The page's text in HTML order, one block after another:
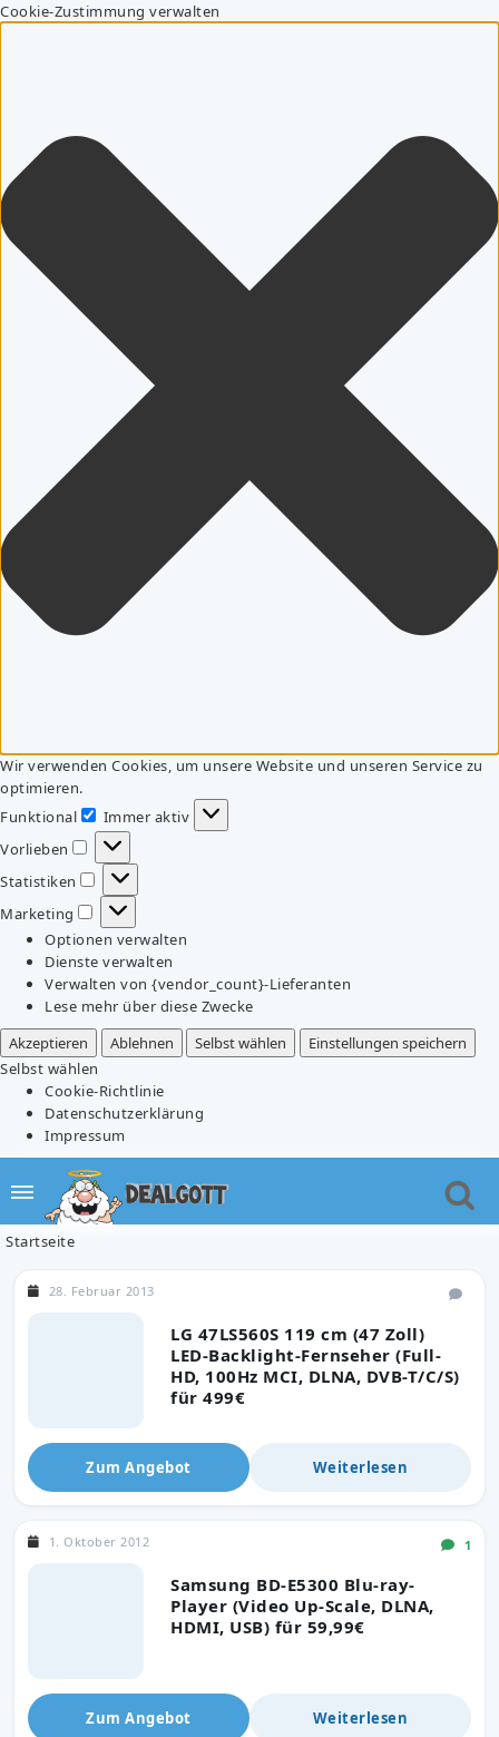
Cookie-Zustimmung verwalten
Wir verwenden Cookies, um unsere Website und unseren Service zu
optimieren.
Funktional
Funktional
Immer aktiv
Vorlieben
Vorlieben
Statistiken
Statistiken
Marketing
Marketing
Optionen verwalten
Dienste verwalten
Verwalten von {vendor_count}-Lieferanten
Lese mehr über diese Zwecke
Akzeptieren
Ablehnen Selbst wählen
Einstellungen speichern
Selbst wählen
Cookie-Richtlinie
Datenschutzerklärung
Impressum
Startseite
LG 47LS560S 119 cm (47 Zoll)
LED-Backlight-Fernseher (Full-
HD, 100Hz MCI, DLNA, DVB-T/C/S)
für 499€
28. Februar 2013
Zum Angebot Weiterlesen
Samsung BD-E5300 Blu-ray-
Player (Video Up-Scale, DLNA,
HDMI, USB) für 59,99€
1. Oktober 2012 1
Zum Angebot Weiterlesen